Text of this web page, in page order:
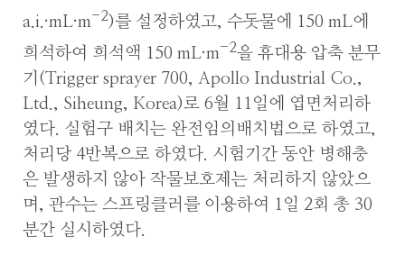
a.i.·mL·m-2)를 설정하였고, 수돗물에 150 mL에
희석하여 희석액 150 mL·m-2을 휴대용 압축 분무
기(Trigger sprayer 700, Apollo Industrial Co.,
Ltd., Siheung, Korea)로 6월 11일에 엽면처리하
였다. 실험구 배치는 완전임의배치법으로 하였고,
처리당 4반복으로 하였다. 시험기간 동안 병해충
은 발생하지 않아 작물보호제는 처리하지 않았으
며, 관수는 스프링클러를 이용하여 1일 2회 총 30
분간 실시하였다.